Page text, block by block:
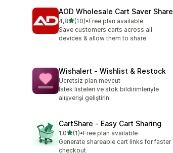
AOD Wholesale Cart Saver Share
4,85 yıldız üzerinden
(10)
toplam 10 değerlendirme
•Free plan available
Save customers carts across all
devices & allow them to share.
Wishalert ‑ Wishlist & Restock
Ücretsiz plan mevcut
İstek listeleri ve stok bildirimleriyle
alışverişi geliştirin.
CartShare ‑ Easy Cart Sharing
1,05 yıldız üzerinden
(1)
toplam 1 değerlendirme
•Free plan available
Generate shareable cart links for faster
checkout